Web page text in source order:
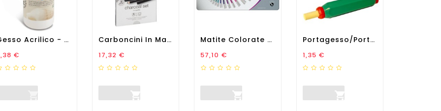
Gesso Acrilico - Primer -...
€
Carboncini In Matita E...
Prezzo
17,32 €

Matite Colorate CarbOthello...
Prezzo
57,10 €

Portagesso/portapastello...
Prezzo
1,35 €
